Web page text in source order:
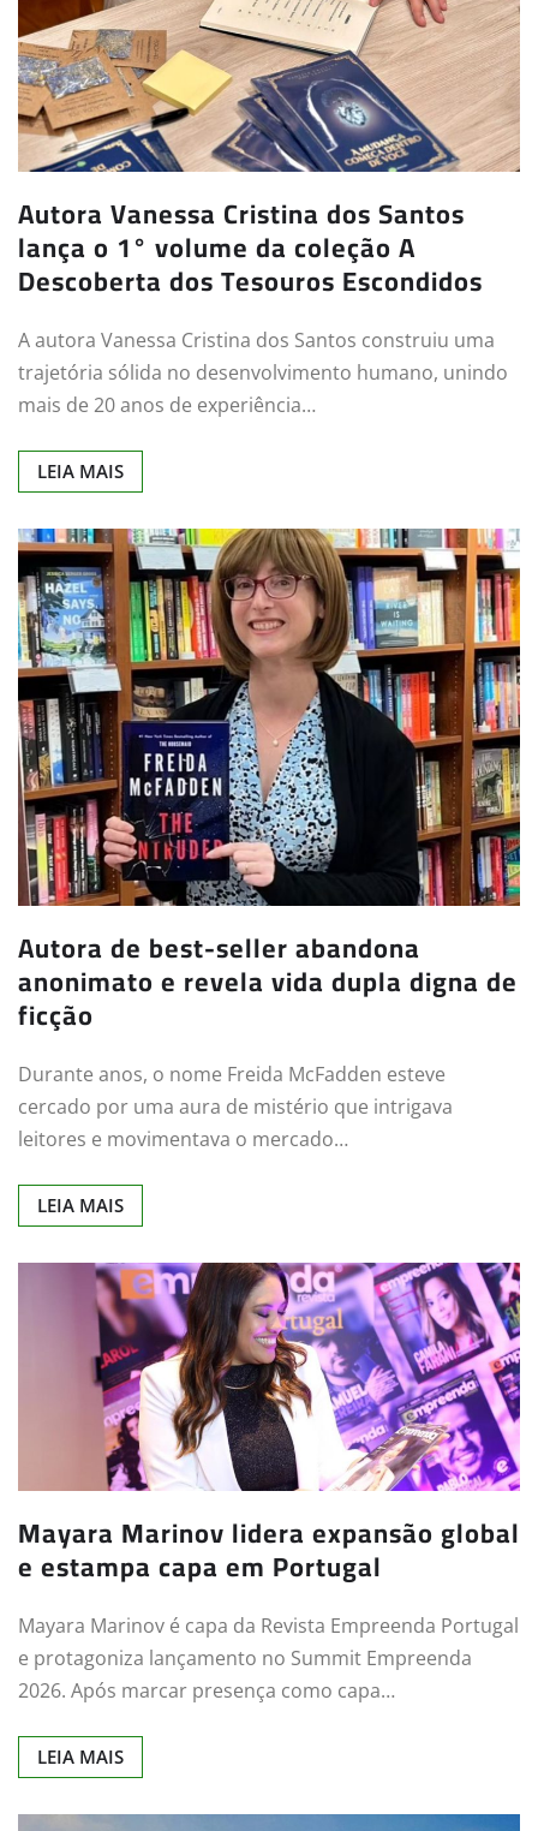
Autora Vanessa Cristina dos Santos
lança o 1° volume da coleção A
Descoberta dos Tesouros Escondidos
A autora Vanessa Cristina dos Santos construiu uma
trajetória sólida no desenvolvimento humano, unindo
mais de 20 anos de experiência…
LEIA MAIS
Autora de best-seller abandona
anonimato e revela vida dupla digna de
ficção
Durante anos, o nome Freida McFadden esteve
cercado por uma aura de mistério que intrigava
leitores e movimentava o mercado…
LEIA MAIS
Mayara Marinov lidera expansão global
e estampa capa em Portugal
Mayara Marinov é capa da Revista Empreenda Portugal
e protagoniza lançamento no Summit Empreenda
2026. Após marcar presença como capa…
LEIA MAIS